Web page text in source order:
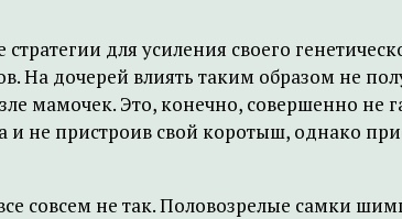
для усиления своего
На дочерей влиять таким образом не
мамочек. Это, конечно, совершенно не
не пристроив свой коротыш, однако
совсем не так. Половозрелые самки